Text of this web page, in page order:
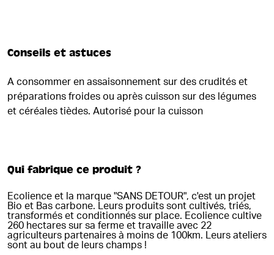
Conseils et astuces
A consommer en assaisonnement sur des crudités et
préparations froides ou après cuisson sur des légumes
et céréales tièdes. Autorisé pour la cuisson
Qui fabrique ce produit ?
Ecolience et la marque "SANS DETOUR", c'est un projet
Bio et Bas carbone. Leurs produits sont cultivés, triés,
transformés et conditionnés sur place. Ecolience cultive
260 hectares sur sa ferme et travaille avec 22
agriculteurs partenaires à moins de 100km. Leurs ateliers
sont au bout de leurs champs !